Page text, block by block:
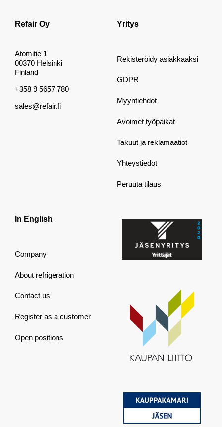
Refair Oy
Atomitie 1
00370 Helsinki
Finland
+358 9 5657 780
sales@refair.fi
Yritys
Rekisteröidy asiakkaaksi
GDPR
Myyntiehdot
Avoimet työpaikat
Takuut ja reklamaatiot
Yhteystiedot
Peruuta tilaus
In English
Company
About refrigeration
Contact us
Register as a customer
Open positions